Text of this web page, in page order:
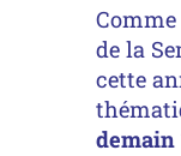
de la
cette
demain